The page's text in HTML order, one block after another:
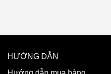
HƯỚNG DẪN